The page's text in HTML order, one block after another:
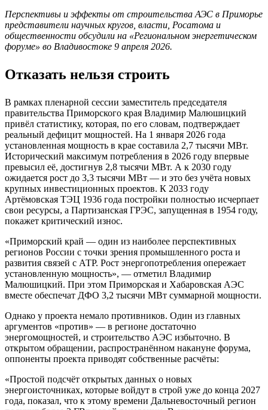
Перспективы и эффекты от строительства АЭС в Приморье
представители научных кругов, власти, Росатома и
общественности обсудили на «Региональном энергетическом
форуме» во Владивостоке 9 апреля 2026.
Отказать нельзя строить
В рамках пленарной сессии заместитель председателя
правительства Приморского края Владимир Малюшицкий
привёл статистику, которая, по его словам, подтверждает
реальный дефицит мощностей. На 1 января 2026 года
установленная мощность в крае составила 2,7 тысячи МВт.
Исторический максимум потребления в 2026 году впервые
превысил её, достигнув 2,8 тысячи МВт. А к 2030 году
ожидается рост до 3,3 тысячи МВт — и это без учёта новых
крупных инвестиционных проектов. К 2033 году
Артёмовская ТЭЦ 1936 года постройки полностью исчерпает
свои ресурсы, а Партизанская ГРЭС, запущенная в 1954 году,
покажет критический износ.
«Приморский край — один из наиболее перспективных
регионов России с точки зрения промышленного роста и
развития связей с АТР. Рост энергопотребления опережает
установленную мощность», — отметил Владимир
Малюшицкий. При этом Приморская и Хабаровская АЭС
вместе обеспечат ДФО 3,2 тысячи МВт суммарной мощности.
Однако у проекта немало противников. Один из главных
аргументов «против» — в регионе достаточно
энергомощностей, и строительство АЭС избыточно. В
открытом обращении, распространённом накануне форума,
оппоненты проекта приводят собственные расчёты:
«Простой подсчёт открытых данных о новых
энергоисточниках, которые войдут в строй уже до конца 2027
года, показал, что к этому времени Дальневосточный регион